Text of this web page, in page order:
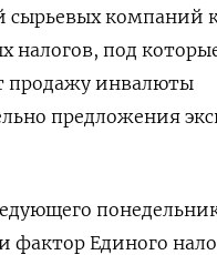
сырьевых компаний
налогов, под
продажу инвалюты
предложения
фактор Единого